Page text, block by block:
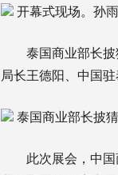
开幕式现场。孙
泰国商业部长披
局长王德阳、中国
泰国商业部长披
此次展会，中国